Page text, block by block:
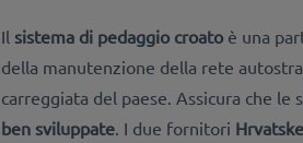
Il sistema di pedaggio croatoè una
della manutenzione della rete
carreggiata del paese. Assicura che le
ben sviluppate. I due fornitori